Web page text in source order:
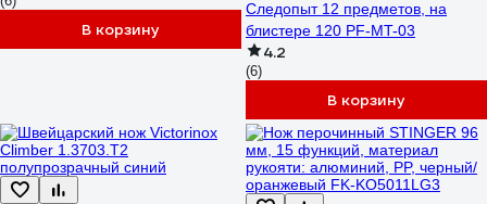
В корзину
Следопыт 12 предметов, на
блистере 120 PF-MT-03
4.2
(6)
В корзину